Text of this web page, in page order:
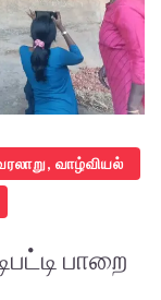
வாழ்வியல்
பாறை